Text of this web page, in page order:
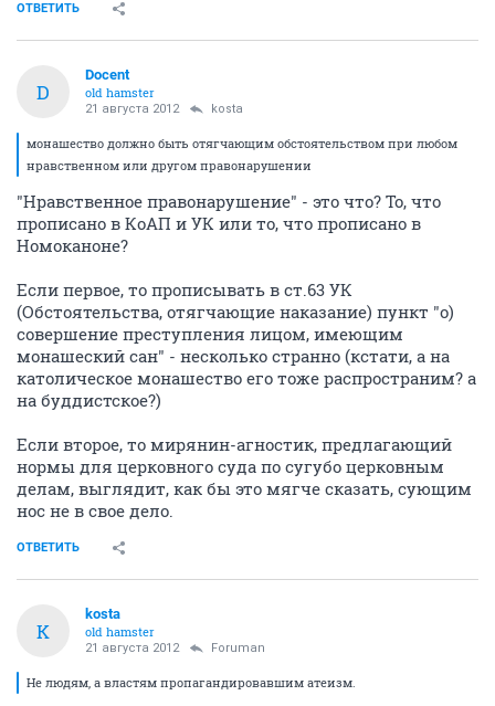
ОТВЕТИТЬ
D
Docent
old hamster
21 августа 2012 kosta
монашество должно быть отягчающим обстоятельством при любом
нравственном или другом правонарушении
"Нравственное правонарушение" - это что? То, что
прописано в КоАП и УК или то, что прописано в
Номоканоне?
Если первое, то прописывать в ст.63 УК
(Обстоятельства, отягчающие наказание) пункт "о)
совершение преступления лицом, имеющим
монашеский сан" - несколько странно (кстати, а на
католическое монашество его тоже распространим? а
на буддистское?)
Если второе, то мирянин-агностик, предлагающий
нормы для церковного суда по сугубо церковным
делам, выглядит, как бы это мягче сказать, сующим
нос не в свое дело.
ОТВЕТИТЬ
K
kosta
old hamster
21 августа 2012 Foruman
Не людям, а властям пропагандировавшим атеизм.